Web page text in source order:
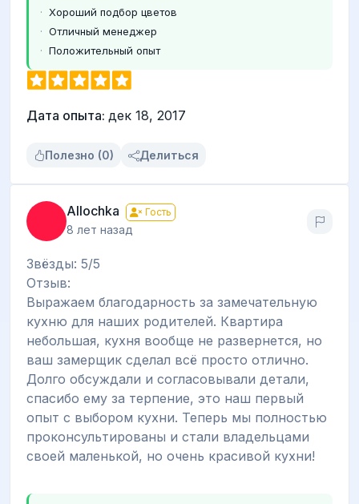
Хороший подбор цветов
Отличный менеджер
Положительный опыт
Дата опыта: дек 18, 2017
Полезно (0) Делиться
Allochka Гость
8 лет назад
Звёзды: 5/5
Отзыв:
Выражаем благодарность за замечательную
кухню для наших родителей. Квартира
небольшая, кухня вообще не развернется, но
ваш замерщик сделал всё просто отлично.
Долго обсуждали и согласовывали детали,
спасибо ему за терпение, это наш первый
опыт с выбором кухни. Теперь мы полностью
проконсультированы и стали владельцами
своей маленькой, но очень красивой кухни!